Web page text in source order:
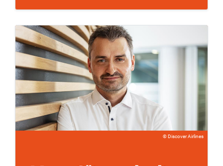
Discover Airlines